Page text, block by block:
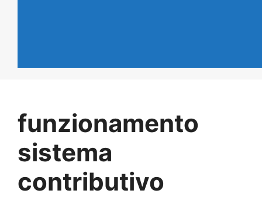
funzionamento
sistema
contributivo